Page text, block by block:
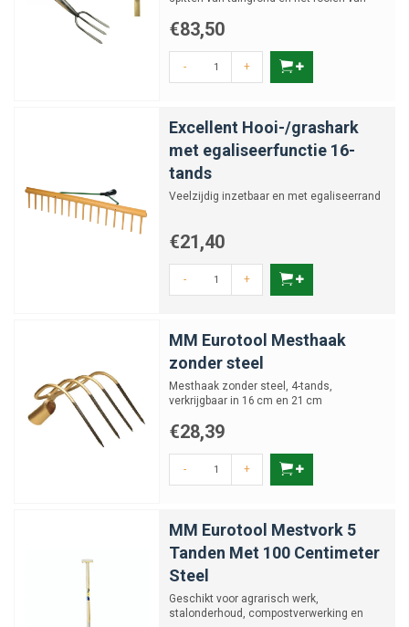
€83,50
- +
Excellent Hooi-/grashark
met egaliseerfunctie 16-
tands
Veelzijdig inzetbaar en met egaliseerrand
€21,40
- +
MM Eurotool Mesthaak
zonder steel
Mesthaak zonder steel, 4-tands,
verkrijgbaar in 16 cm en 21 cm
€28,39
- +
MM Eurotool Mestvork 5
Tanden Met 100 Centimeter
Steel
Geschikt voor agrarisch werk,
stalonderhoud, compostverwerking en